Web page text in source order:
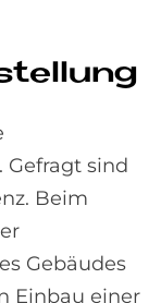
Gefragt sind
Beim
Gebäudes
Einbau einer